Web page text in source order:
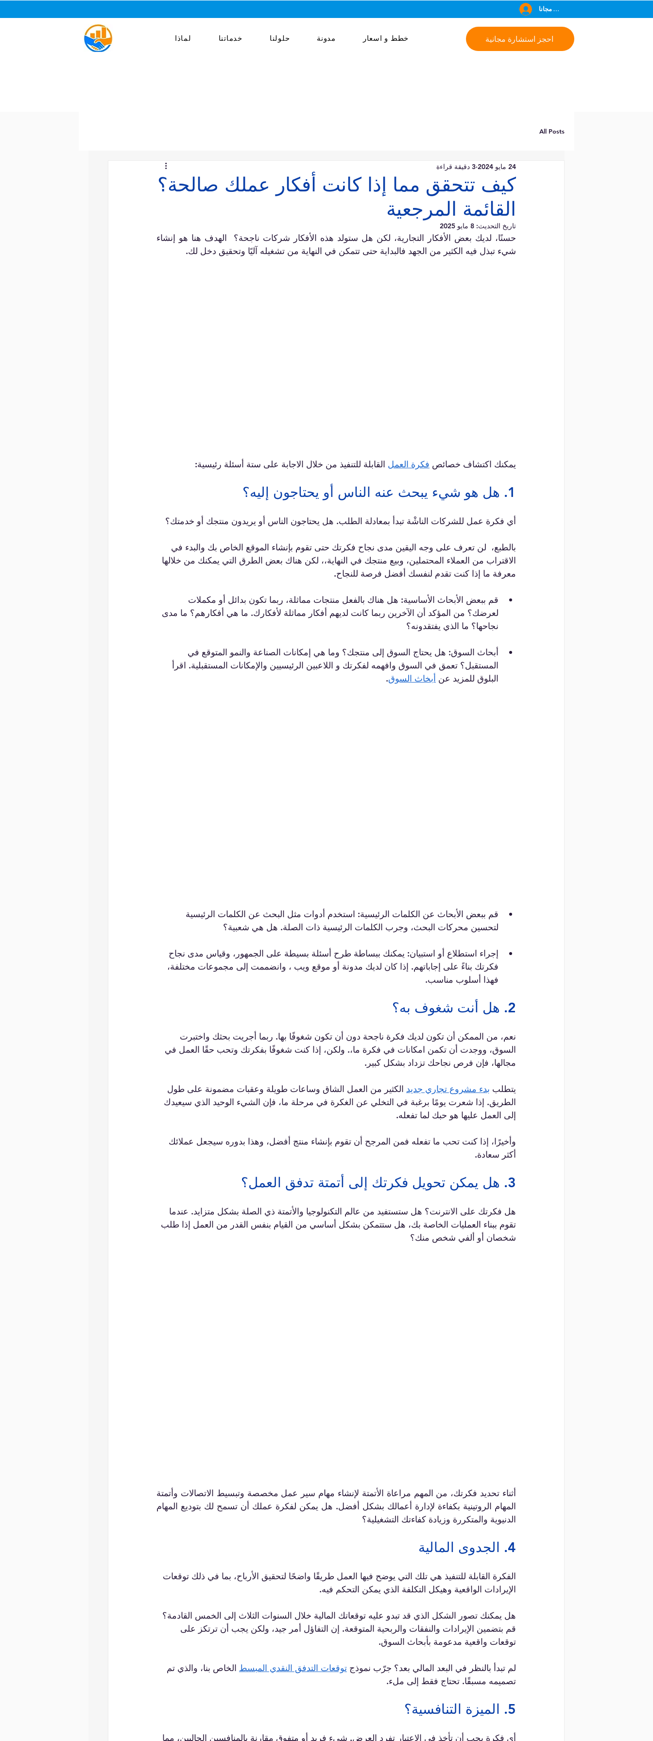
انضم مجانا
احجز استشارة مجانية لماذا خدماتنا حلولنا مدونة خطط و اسعار
All Posts
كيف تتحقق مما إذا كانت أفكار عملك صالحة؟
القائمة المرجعية
24 مايو 2024 3 دقيقة قراءة
تاريخ التحديث: 8 مايو 2025
شيء تبذل فيه الكثير من الجهد فالبداية حتى تتمكن في النهاية من تشغيله آليًا وتحقيق دخل لك.
يمكنك اكتشاف خصائص فكرة العمل القابلة للتنفيذ من خلال الاجابة على ستة أسئلة رئيسية:
1. هل هو شيء يبحث عنه الناس أو يحتاجون إليه؟
أي فكرة عمل للشركات الناشْة تبدأ بمعادلة الطلب. هل يحتاجون الناس أو يريدون منتجك أو خدمتك؟
بالطبع،  لن تعرف على وجه اليقين مدى نجاح فكرتك حتى تقوم بإنشاء الموقع الخاص بك والبدء في
الاقتراب من العملاء المحتملين، وبيع منتجك في النهاية،، لكن هناك بعض الطرق التي يمكنك من خلالها
معرفة ما إذا كنت تقدم لنفسك أفضل فرصة للنجاح.
قم ببعض الأبحاث الأساسية: هل هناك بالفعل منتجات مماثلة، ربما تكون بدائل أو مكملات
لعرضك؟ من المؤكد أن الآخرين ربما كانت لديهم أفكار مماثلة لأفكارك. ما هي أفكارهم؟ ما مدى
نجاحها؟ ما الذي يفتقدونه؟
أبحاث السوق: هل يحتاج السوق إلى منتجك؟ وما هي إمكانات الصناعة والنمو المتوقع في
المستقبل؟ تعمق في السوق وافهمه لفكرتك و اللاعبين الرئيسيين والإمكانات المستقبلية. اقرأ
البلوق للمزيد عن أبخاث السوق.
قم ببعض الأبحاث عن الكلمات الرئيسية: استخدم أدوات مثل البحث عن الكلمات الرئيسية
لتحسين محركات البحث، وجرب الكلمات الرئيسية ذات الصلة. هل هي شعبية؟
إجراء استطلاع أو استبيان: يمكنك ببساطة طرح أسئلة بسيطة على الجمهور، وقياس مدى نجاح
فكرتك بناءً على إجاباتهم. إذا كان لديك مدونة أو موقع ويب ، وانضممت إلى مجموعات مختلفة،
فهذا أسلوب مناسب.
2. هل أنت شغوف به؟
نعم، من الممكن أن تكون لديك فكرة ناجحة دون أن تكون شغوفًا بها. ربما أجريت بحثك واختبرت
السوق، ووجدت أن تكمن امكانات في فكرة ما،. ولكن، إذا كنت شغوفًا بفكرتك وتحب حقًا العمل في
مجالها، فإن فرص نجاحك تزداد بشكل كبير.
يتطلب بدء مشروع تجاري جديد الكثير من العمل الشاق وساعات طويلة وعقبات مضمونة على طول
الطريق. إذا شعرت يومًا برغبة في التخلي عن الغكرة في مرحلة ما، فإن الشيء الوحيد الذي سيعيدك
إلى العمل عليها هو حبك لما تفعله.
وأخيرًا، إذا كنت تحب ما تفعله فمن المرجح أن تقوم بإنشاء منتج أفضل، وهذا بدوره سيجعل عملائك
أكثر سعادة.
3. هل يمكن تحويل فكرتك إلى أتمتة تدفق العمل؟
هل فكرتك على الانترنت؟ هل ستستفيد من عالم التكنولوجيا والأتمتة ذي الصلة بشكل متزايد. عندما
تقوم ببناء العمليات الخاصة بك، هل ستتمكن بشكل أساسي من القيام بنفس القدر من العمل إذا طلب
شخصان أو ألفي شخص منك؟
الدنيوية والمتكررة وزيادة كفاءتك التشغيلية؟
4. الجدوى المالية
الفكرة القابلة للتنفيذ هي تلك التي يوضح فيها العمل طريقًا واضحًا لتحقيق الأرباح، بما في ذلك توقعات
الإيرادات الواقعية وهيكل التكلفة الذي يمكن التحكم فيه.
هل يمكنك تصور الشكل الذي قد تبدو عليه توقعاتك المالية خلال السنوات الثلاث إلى الخمس القادمة؟
قم بتضمين الإيرادات والنفقات والربحية المتوقعة. إن التفاؤل أمر جيد، ولكن يجب أن ترتكز على
توقعات واقعية مدعومة بأبحاث السوق.
لم تبدأ بالنظر في البعد المالي بعد؟ جرّب نموذج توقعات التدفق النقدي المبسط الخاص بنا، والذي تم
تصميمه مسبقًا. تحتاج فقط إلى ملء.
5. الميزة التنافسية؟
أي فكرة يجب أن تأخذ في الاعتبار تفرد العرض. شيء فريد أو متفوق مقارنة بالمنافسين الحاليين، مما